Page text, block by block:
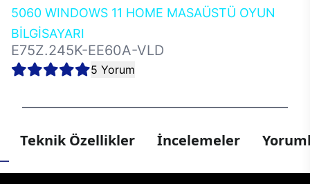
5060 WINDOWS 11 HOME MASAÜSTÜ OYUN
BİLGİSAYARI
E75Z.245K-EE60A-VLD
5 Yorum
Teknik Özellikler İncelemeler